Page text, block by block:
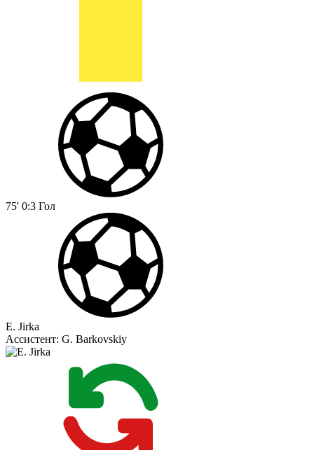
75' 0:3 Гол
E. Jirka
Ассистент: G. Barkovskiy